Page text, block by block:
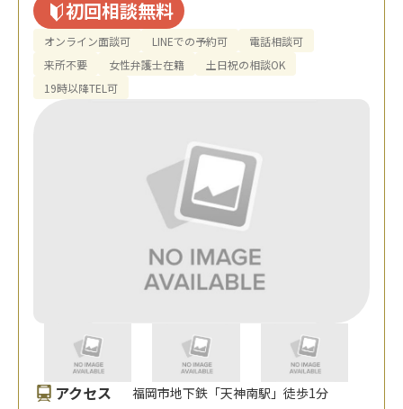
初回相談無料
オンライン面談可 LINEでの予約可
電話相談可
来所不要
女性弁護士在籍
土日祝の相談OK
19時以降TEL可
アクセス 福岡市地下鉄「天神南駅」徒歩1分